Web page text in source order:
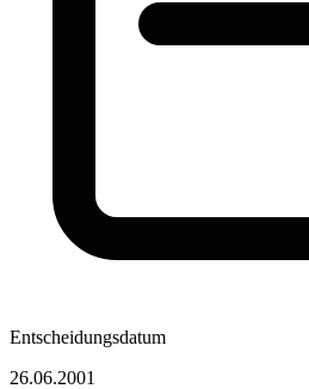
Entscheidungsdatum
26.06.2001